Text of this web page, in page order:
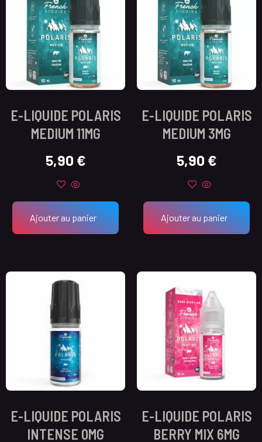
E-LIQUIDE POLARIS
MEDIUM 11MG
5,90 €
Ajouter au panier
E-LIQUIDE POLARIS
MEDIUM 3MG
5,90 €
Ajouter au panier
E-LIQUIDE POLARIS
INTENSE 0MG
E-LIQUIDE POLARIS
BERRY MIX 6MG